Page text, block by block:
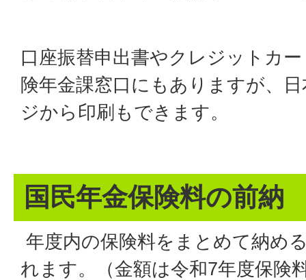
口座振替申出書やクレジットカ
険年金課窓口にもありますが、
ジから印刷もできます。
国民年金保険料の前納
年度内の保険料をまとめて納め
れます。（金額は令和7年度保険